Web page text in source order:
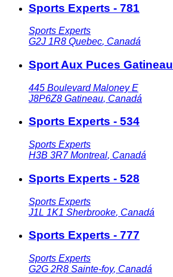
Sports Experts - 781
Sports Experts
G2J 1R8 Quebec, Canadá
Sport Aux Puces Gatineau
445 Boulevard Maloney E
J8P6Z8 Gatineau, Canadá
Sports Experts - 534
Sports Experts
H3B 3R7 Montreal, Canadá
Sports Experts - 528
Sports Experts
J1L 1K1 Sherbrooke, Canadá
Sports Experts - 777
Sports Experts
G2G 2R8 Sainte-foy, Canadá